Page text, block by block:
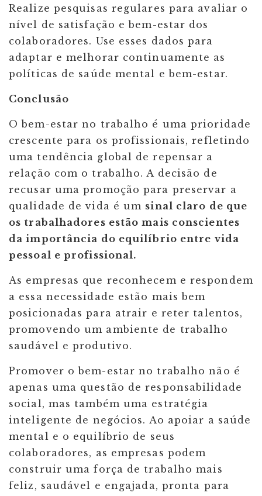
Realize pesquisas regulares para avaliar o
nível de satisfação e bem-estar dos
colaboradores. Use esses dados para
adaptar e melhorar continuamente as
políticas de saúde mental e bem-estar.
Conclusão
O bem-estar no trabalho é uma prioridade
crescente para os profissionais, refletindo
uma tendência global de repensar a
relação com o trabalho. A decisão de
recusar uma promoção para preservar a
qualidade de vida é um sinal claro de que
os trabalhadores estão mais conscientes
da importância do equilíbrio entre vida
pessoal e profissional.
As empresas que reconhecem e respondem
a essa necessidade estão mais bem
posicionadas para atrair e reter talentos,
promovendo um ambiente de trabalho
saudável e produtivo.
Promover o bem-estar no trabalho não é
apenas uma questão de responsabilidade
social, mas também uma estratégia
inteligente de negócios. Ao apoiar a saúde
mental e o equilíbrio de seus
colaboradores, as empresas podem
construir uma força de trabalho mais
feliz, saudável e engajada, pronta para